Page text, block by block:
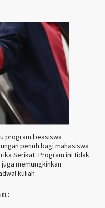
program beasiswa
penuh bagi mahasiswa
Serikat. Program ini tidak
memungkinkan
kuliah.